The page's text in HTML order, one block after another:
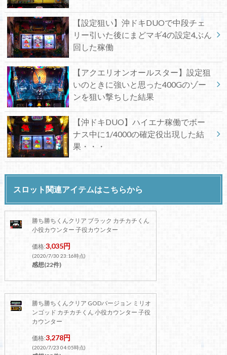
【設定狙い】沖ドキDUOで中段チェ
リー引いた後にまどマギ4の設定4ぶん
回した稼働
【アクエリオンオールスター】設定狙
いのときに強いと思った400Gのゾー
ンを狙い撃ちした結果
【沖ドキDUO】ハイエナ稼働でボー
ナス中に1/4000の確定役出現した結
果・・・
スロット関連アイテムはこちらから
勝ち勝ちくんクリア ブラック カチカチくん
小役カウンター 子役カウンター
価格:3,035円
(2020/7/30 23:16時点)
感想(22件)
勝ち勝ちくんクリア GODバージョン ミリオ
ンゴッド カチカチくん 小役カウンター 子役
カウンター
価格:3,278円
(2020/7/23 04:05時点)